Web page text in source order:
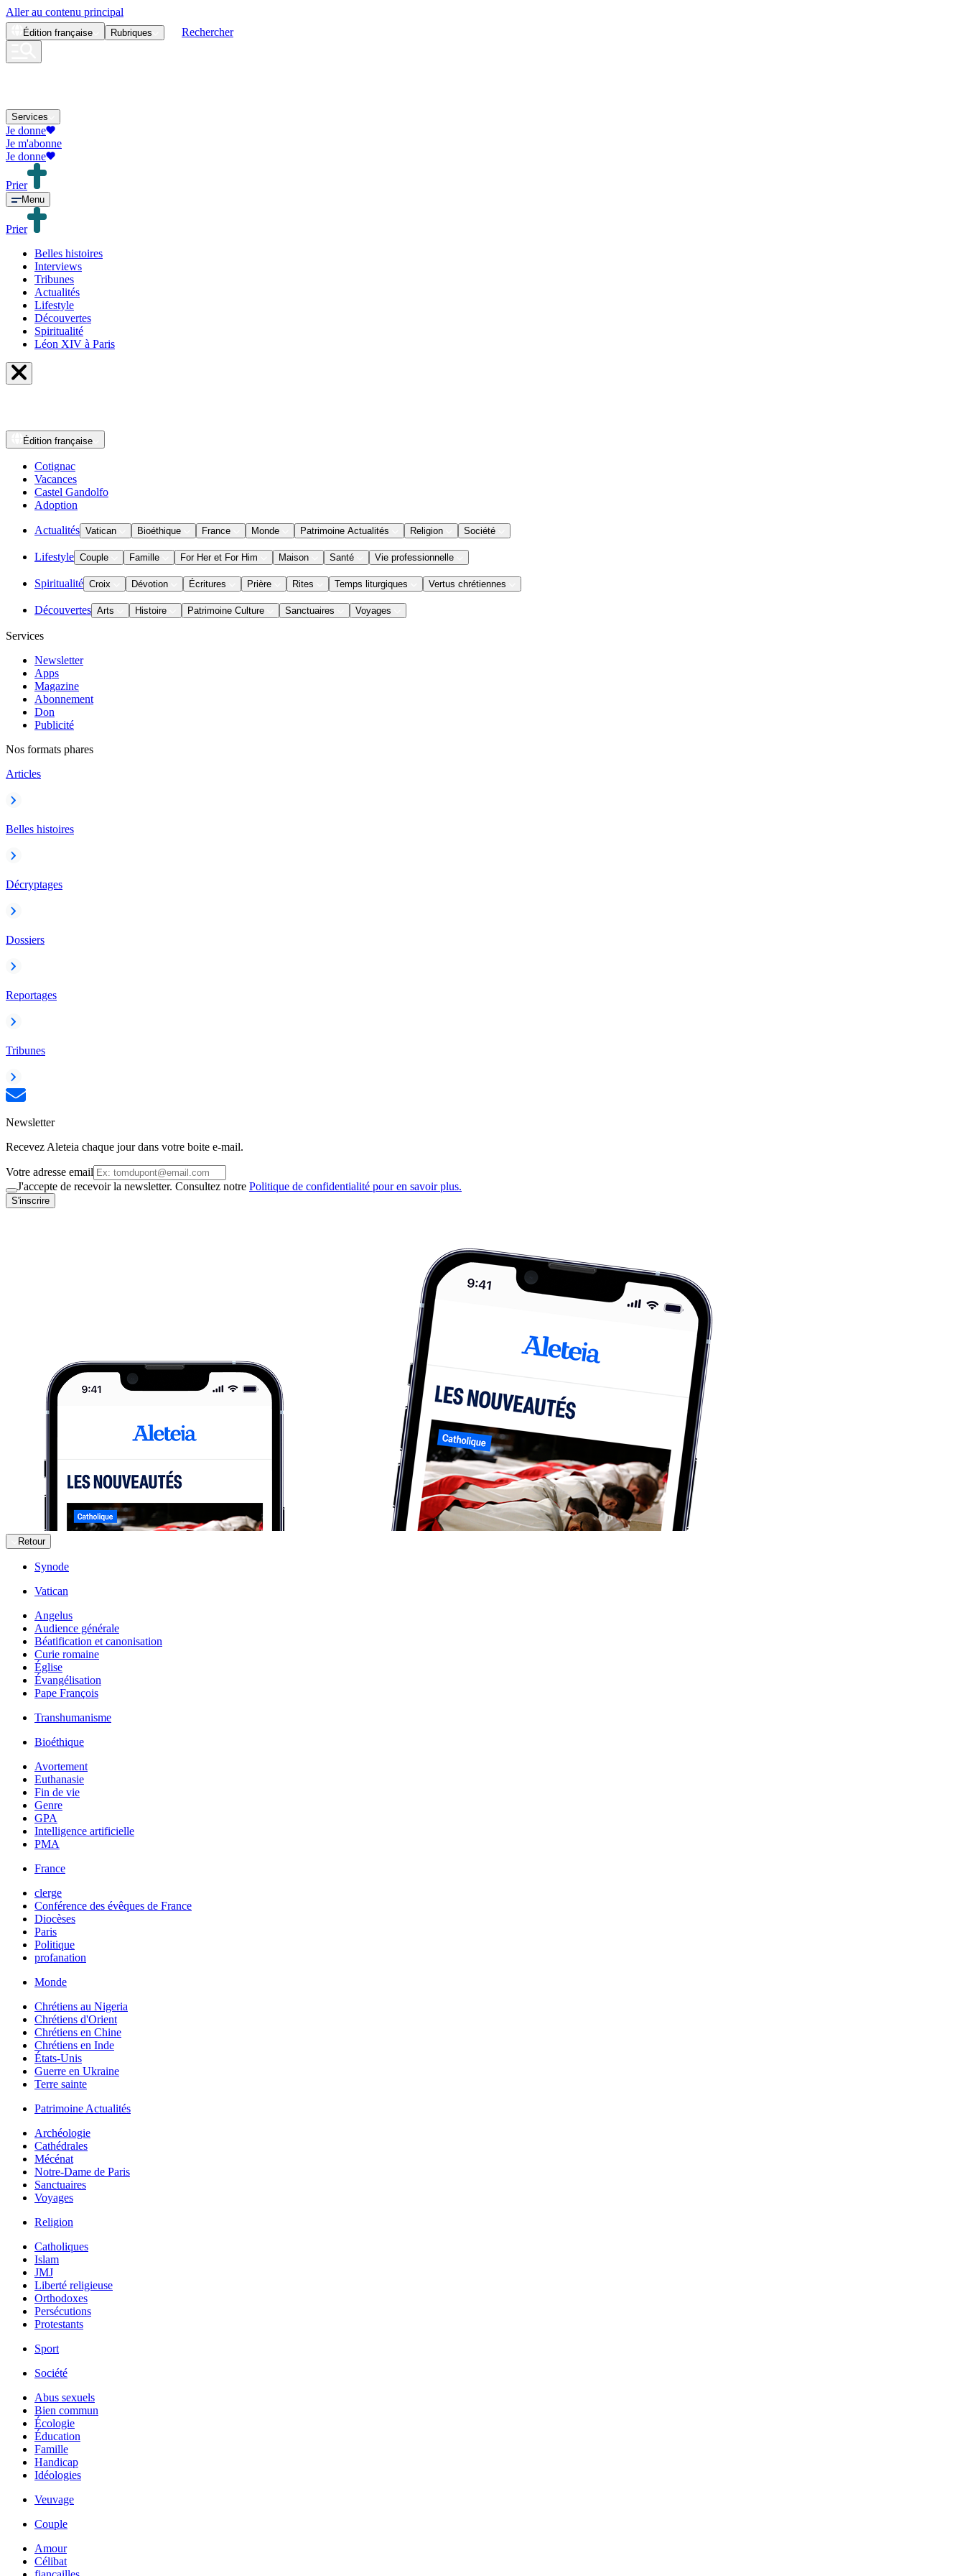
Aller au contenu principal
Édition française Rubriques Rechercher
Services
Je donne
Je m'abonne
Je donne
Prier
Menu
Prier
Belles histoires
Interviews
Tribunes
Actualités
Lifestyle
Découvertes
Spiritualité
Léon XIV à Paris
Édition française
Cotignac
Vacances
Castel Gandolfo
Adoption
Actualités Vatican Bioéthique France Monde Patrimoine Actualités Religion Société
Lifestyle Couple Famille For Her et For Him Maison Santé Vie professionnelle
Spiritualité Croix Dévotion Écritures Prière Rites Temps liturgiques Vertus chrétiennes
Découvertes Arts Histoire Patrimoine Culture Sanctuaires Voyages
Services
Newsletter
Apps
Magazine
Abonnement
Don
Publicité
Nos formats phares
Articles
Belles histoires
Décryptages
Dossiers
Reportages
Tribunes
Newsletter
Recevez Aleteia chaque jour dans votre boite e-mail.
Votre adresse email
J'accepte de recevoir la newsletter. Consultez notre Politique de confidentialité pour en savoir plus.
S'inscrire
Retour
Synode
Vatican
Angelus
Audience générale
Béatification et canonisation
Curie romaine
Église
Évangélisation
Pape François
Transhumanisme
Bioéthique
Avortement
Euthanasie
Fin de vie
Genre
GPA
Intelligence artificielle
PMA
France
clerge
Conférence des évêques de France
Diocèses
Paris
Politique
profanation
Monde
Chrétiens au Nigeria
Chrétiens d'Orient
Chrétiens en Chine
Chrétiens en Inde
États-Unis
Guerre en Ukraine
Terre sainte
Patrimoine Actualités
Archéologie
Cathédrales
Mécénat
Notre-Dame de Paris
Sanctuaires
Voyages
Religion
Catholiques
Islam
JMJ
Liberté religieuse
Orthodoxes
Persécutions
Protestants
Sport
Société
Abus sexuels
Bien commun
Écologie
Éducation
Famille
Handicap
Idéologies
Veuvage
Couple
Amour
Célibat